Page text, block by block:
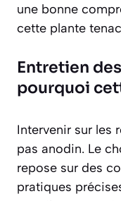
une bonne
cette plante
Entretien
pourquoi
Intervenir sur les
pas anodin. Le
repose sur des
pratiques